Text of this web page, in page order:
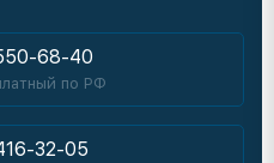
68-40
по РФ
32-05